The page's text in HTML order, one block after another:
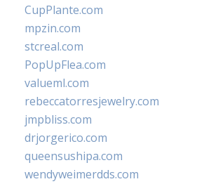
CupPlante.com
mpzin.com
stcreal.com
PopUpFlea.com
valueml.com
rebeccatorresjewelry.com
jmpbliss.com
drjorgerico.com
queensushipa.com
wendyweimerdds.com